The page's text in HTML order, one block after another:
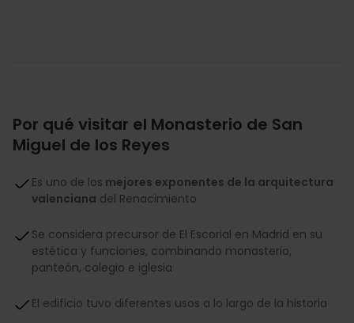
Por qué visitar el Monasterio de San
Miguel de los Reyes
Es uno de los mejores exponentes de la arquitectura
valenciana del Renacimiento
Se considera precursor de El Escorial en Madrid en su
estética y funciones, combinando monasterio,
panteón, colegio e iglesia
El edificio tuvo diferentes usos a lo largo de la historia